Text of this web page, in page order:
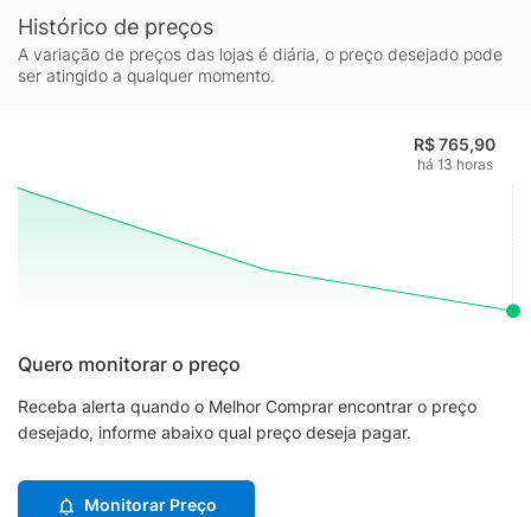
Histórico de preços
A variação de preços das lojas é diária, o preço desejado pode
ser atingido a qualquer momento.
R$ 765,90
há 13 horas
Quero monitorar o preço
Receba alerta quando o Melhor Comprar encontrar o preço
desejado, informe abaixo qual preço deseja pagar.
Monitorar Preço